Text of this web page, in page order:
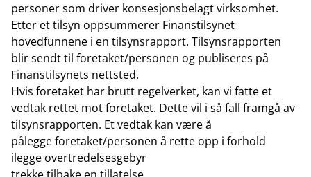
personer som driver konsesjonsbelagt virksomhet.
Etter et tilsyn oppsummerer Finanstilsynet
hovedfunnene i en tilsynsrapport. Tilsynsrapporten
blir sendt til foretaket/personen og publiseres på
Finanstilsynets nettsted.
Hvis foretaket har brutt regelverket, kan vi fatte et
vedtak rettet mot foretaket. Dette vil i så fall framgå av
tilsynsrapporten. Et vedtak kan være å
pålegge foretaket/personen å rette opp i forhold
ilegge overtredelsesgebyr